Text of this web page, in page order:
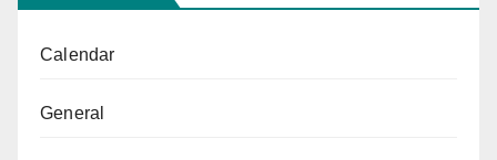
Calendar
General